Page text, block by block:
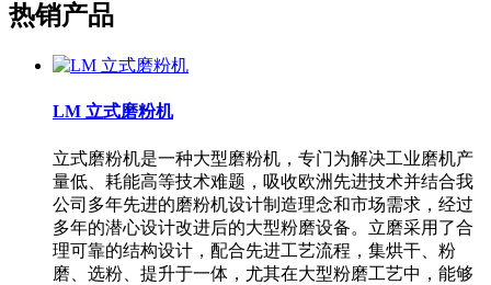
热销产品
LM 立式磨粉机
立式磨粉机是一种大型磨粉机，专门为解决工业磨机产
量低、耗能高等技术难题，吸收欧洲先进技术并结合我
公司多年先进的磨粉机设计制造理念和市场需求，经过
多年的潜心设计改进后的大型粉磨设备。立磨采用了合
理可靠的结构设计，配合先进工艺流程，集烘干、粉
磨、选粉、提升于一体，尤其在大型粉磨工艺中，能够